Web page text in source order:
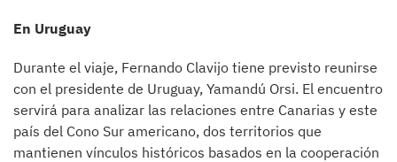
En Uruguay
Durante el viaje, Fernando Clavijo tiene previsto reunirse
con el presidente de Uruguay, Yamandú Orsi. El encuentro
servirá para analizar las relaciones entre Canarias y este
país del Cono Sur americano, dos territorios que
mantienen vínculos históricos basados en la cooperación